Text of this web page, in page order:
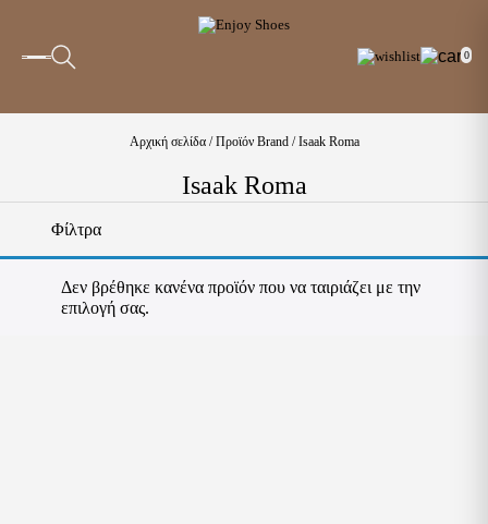
0
Αρχική σελίδα/ Προϊόν Brand / Isaak Roma
Isaak Roma
Φίλτρα
Δεν βρέθηκε κανένα προϊόν που να ταιριάζει με την
επιλογή σας.